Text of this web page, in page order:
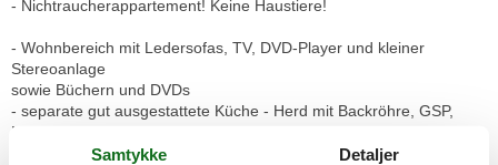
- Nichtraucherappartement! Keine Haustiere!
- Wohnbereich mit Ledersofas, TV, DVD-Player und kleiner
Stereoanlage
sowie Büchern und DVDs
- separate gut ausgestattete Küche - Herd mit Backröhre, GSP,
Mikrowelle, Kühlschrank mit Gefriermöglichkeit
und Essecke sowie 1 Kinderhochstuhl
Samtykke Detaljer